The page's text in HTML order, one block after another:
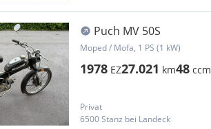
Puch MV 50S
Moped / Mofa, 1 PS (1 kW)
1978 EZ27.021 km48 ccm
Privat
6500 Stanz bei Landeck